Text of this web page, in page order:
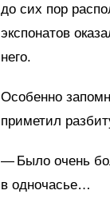
до сих пор
экспонатов
него.
Особенно
приметил
— Было очень
в одночасье…